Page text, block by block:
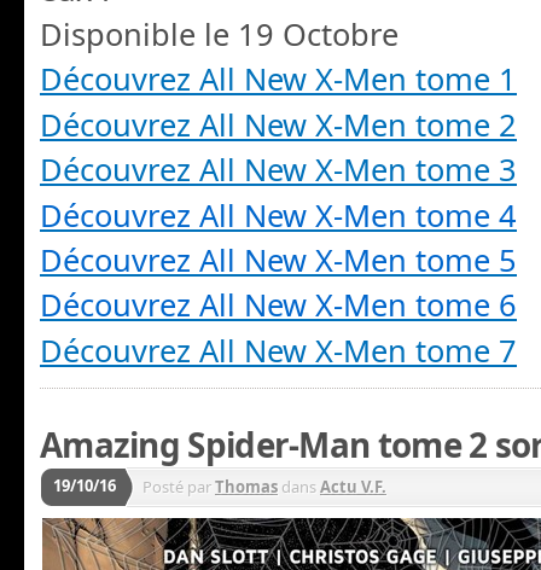
Disponible le 19 Octobre
Découvrez All New X-Men tome 1
Découvrez All New X-Men tome 2
Découvrez All New X-Men tome 3
Découvrez All New X-Men tome 4
Découvrez All New X-Men tome 5
Découvrez All New X-Men tome 6
Découvrez All New X-Men tome 7
Amazing Spider-Man tome 2
19/10/16 Posté parThomas dansActu V.F.